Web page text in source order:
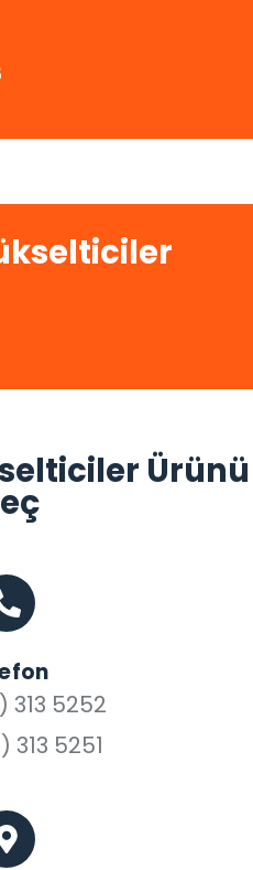
Ürünü
313 5252
313 5251